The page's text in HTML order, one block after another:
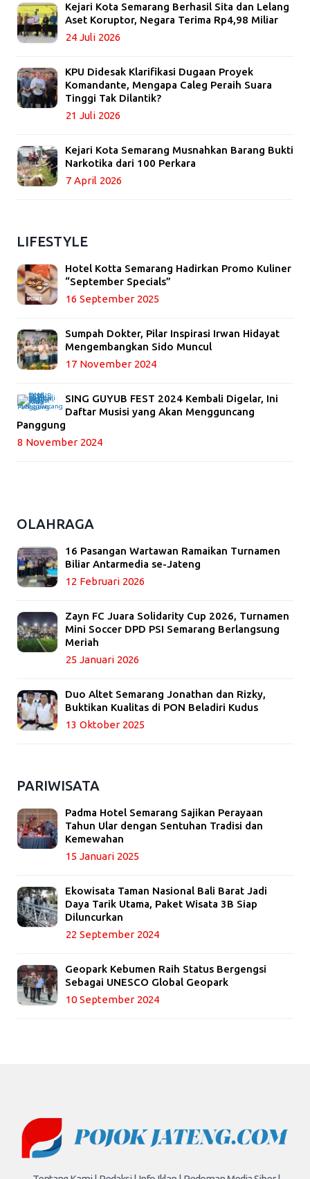
Kejari Kota Semarang Berhasil Sita dan Lelang
Aset Koruptor, Negara Terima Rp4,98 Miliar
24 Juli 2026
KPU Didesak Klarifikasi Dugaan Proyek
Komandante, Mengapa Caleg Peraih Suara
Tinggi Tak Dilantik?
21 Juli 2026
Kejari Kota Semarang Musnahkan Barang Bukti
Narkotika dari 100 Perkara
7 April 2026
LIFESTYLE
Hotel Kotta Semarang Hadirkan Promo Kuliner
“September Specials”
16 September 2025
Sumpah Dokter, Pilar Inspirasi Irwan Hidayat
Mengembangkan Sido Muncul
17 November 2024
SING GUYUB FEST 2024 Kembali Digelar, Ini
Daftar Musisi yang Akan Mengguncang
Panggung
8 November 2024
OLAHRAGA
16 Pasangan Wartawan Ramaikan Turnamen
Biliar Antarmedia se-Jateng
12 Februari 2026
Zayn FC Juara Solidarity Cup 2026, Turnamen
Mini Soccer DPD PSI Semarang Berlangsung
Meriah
25 Januari 2026
Duo Altet Semarang Jonathan dan Rizky,
Buktikan Kualitas di PON Beladiri Kudus
13 Oktober 2025
PARIWISATA
Padma Hotel Semarang Sajikan Perayaan
Tahun Ular dengan Sentuhan Tradisi dan
Kemewahan
15 Januari 2025
Ekowisata Taman Nasional Bali Barat Jadi
Daya Tarik Utama, Paket Wisata 3B Siap
Diluncurkan
22 September 2024
Geopark Kebumen Raih Status Bergengsi
Sebagai UNESCO Global Geopark
10 September 2024